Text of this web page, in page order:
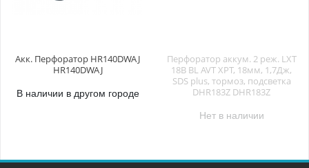
Акк. Перфоратор HR140DWAJ
HR140DWAJ
В наличии в другом городе
Перфоратор аккум. 2 реж. LXT
18В BL AVT XPT, 18мм, 1,7Дж,
SDS plus, тормоз, подсветка
DHR183Z DHR183Z
Нет в наличии